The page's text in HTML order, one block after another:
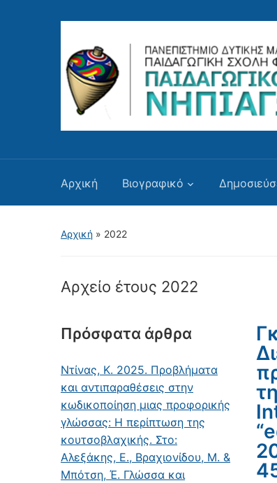
Αρχική Βιογραφικό
Αρχική » 2022
Αρχείο έτους 2022
Πρόσφατα άρθρα
Ντίνας, Κ. 2025. Προβλήματα
και αντιπαραθέσεις στην
κωδικοποίηση μιας προφορικής
γλώσσας: Η περίπτωση της
κουτσοβλαχικής. Στο:
Αλεξάκης, Ε., Βραχιονίδου, Μ. &
Μπότση, Έ. Γλώσσα και